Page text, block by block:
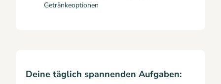
Getränkeoptionen
Deine täglich spannenden Aufgaben: